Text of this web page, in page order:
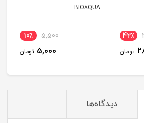
42٪
تومان
BIOAQUA
5,500 10٪
5,000 تومان
دیدگاه‌ها